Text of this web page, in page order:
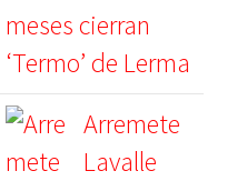
meses cierran
‘Termo’ de Lerma
Arremete
Lavalle